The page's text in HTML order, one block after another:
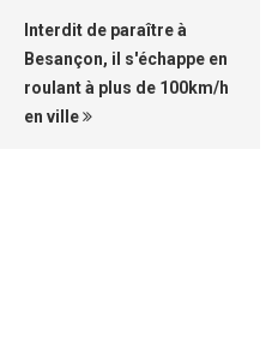
Interdit de paraître à
Besançon, il s'échappe en
roulant à plus de 100km/h
en ville